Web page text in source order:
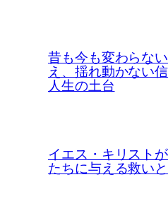
昔も今も変わらな
え、揺れ動かない
人生の土台
イエス・キリスト
たちに与える救い